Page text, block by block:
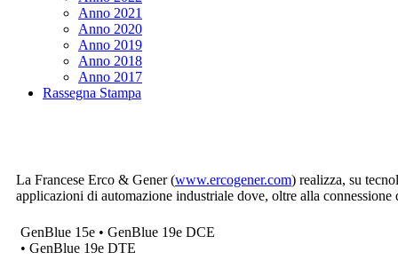
Anno 2021
Anno 2020
Anno 2019
Anno 2018
Anno 2017
Rassegna Stampa
La Francese Erco & Gener (www.ercogener.com) realizza, su
applicazioni di automazione industriale dove, oltre alla
GenBlue 15e • GenBlue 19e DCE
• GenBlue 19e DTE